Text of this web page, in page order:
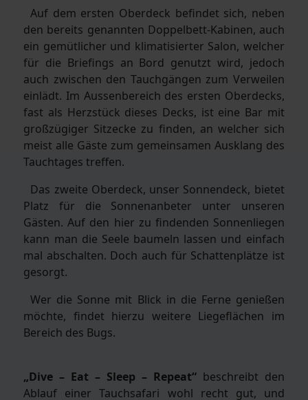
Auf dem ersten Oberdeck befindet sich, neben
den bereits genannten Doppelbett-Kabinen, auch
ein gemütlicher und klimatisierter Salon, welcher
für die Briefings an Bord genutzt wird, jedoch
auch zwischen den Tauchgängen zum Verweilen
einlädt. Im Aussenbereich des ersten Oberdecks,
fast als Herzstück dieses Decks, ist eine Bar mit
großzügiger Sitzecke zu finden, an welcher sich
meist alle Gäste zum gemeinsamen Ausklang des
Tauchtages treffen.
Das zweite Oberdeck, unser Sonnendeck, bietet
Platz für die Sonnenanbeter unter unseren
Gästen. Auf den hier zu findenden Sonnenliegen
kann man die Seele baumeln lassen und einfach
mal abschalten. Doch auch für Schattenplätze ist
gesorgt.
Wer die Sonne mit Blick in die Ferne genießen
möchte, findet hierzu weitere Liegeflächen im
Bereich des Bugs.
„Dive – Eat – Sleep – Repeat“beschreibt den
Ablauf einer Tauchsafari wohl recht gut, und